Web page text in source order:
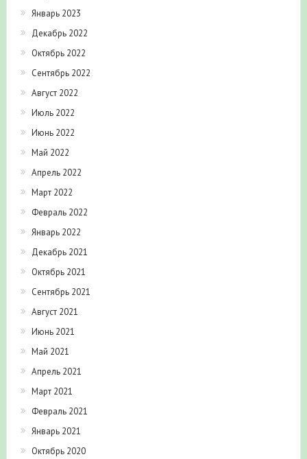
Январь 2023
Декабрь 2022
Октябрь 2022
Сентябрь 2022
Август 2022
Июль 2022
Июнь 2022
Май 2022
Апрель 2022
Март 2022
Февраль 2022
Январь 2022
Декабрь 2021
Октябрь 2021
Сентябрь 2021
Август 2021
Июнь 2021
Май 2021
Апрель 2021
Март 2021
Февраль 2021
Январь 2021
Октябрь 2020